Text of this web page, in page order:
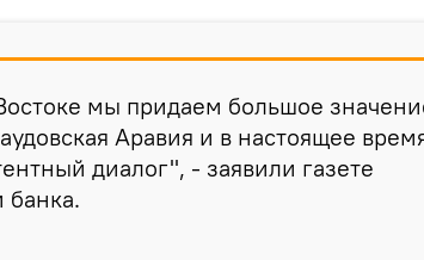
мы придаем большое
Аравия и в настоящее
диалог", - заявили газете
банка.